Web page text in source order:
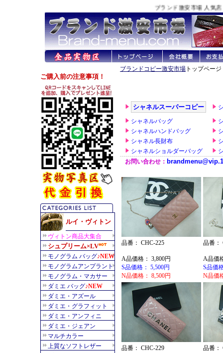
ブランド激安市場 人気店 主要
ブランドコピー激安市場 トップペー
品番： CHC-225
A品価格： 3,800円
S品価格： 5,500円
N品価格： 8,500円
品番：
A品価
S品価
N品価
品番： CHC-229 品番：